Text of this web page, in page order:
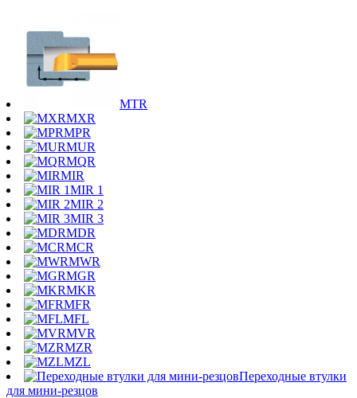
MTR
MXR
MPR
MUR
MQR
MIR
MIR 1
MIR 2
MIR 3
MDR
MCR
MWR
MGR
MKR
MFR
MFL
MVR
MZR
MZL
Переходные втулки
для мини-резцов